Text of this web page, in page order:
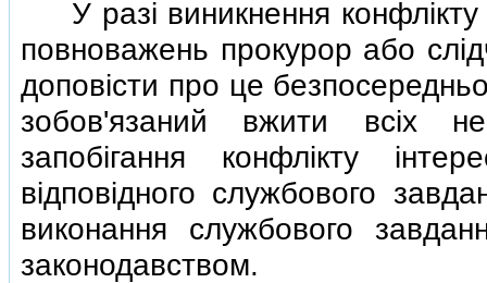
У разi виникнення конфлiкту
повноважень прокурор або
доповiсти про це
зобов'язаний вжити всiх
запобiгання конфлiкту
вiдповiдного службового
виконання службового
законодавством.